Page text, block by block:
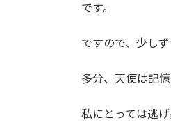
です。
ですので、少し
多分、天使は記
私にとっては逃